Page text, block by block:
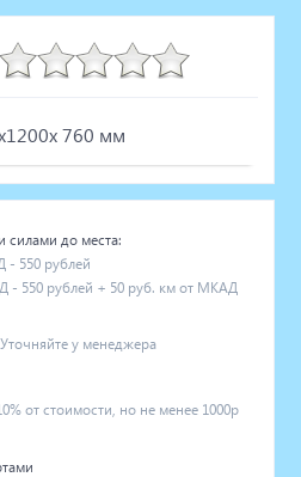
760 мм
силами до места:
- 550 рублей
- 550 рублей + 50 руб. км от МКАД
Уточняйте у менеджера
от стоимости, но не менее 1000р